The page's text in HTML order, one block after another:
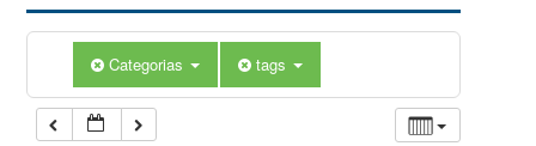
Categorias tags
5:00